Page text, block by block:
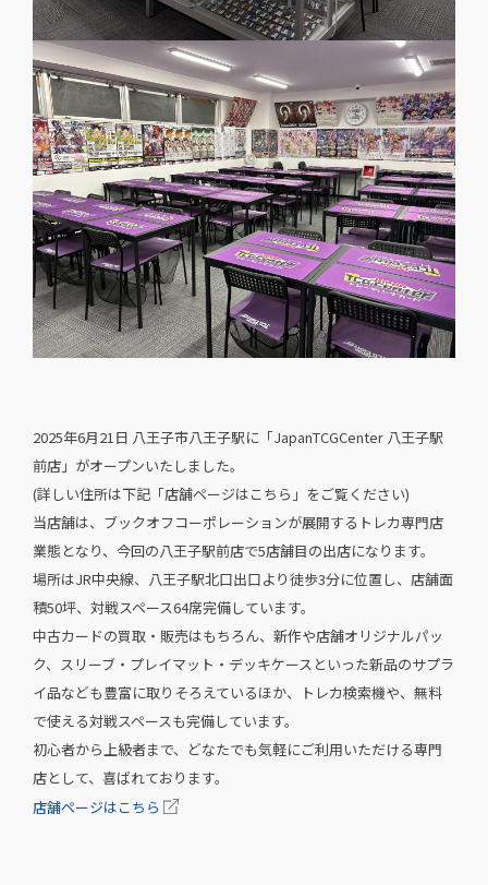
2025年6月21日 八王子市八王子駅に「JapanTCGCenter 八王子駅
前店」がオープンいたしました。
(詳しい住所は下記「店舗ページはこちら」をご覧ください)
当店舗は、ブックオフコーポレーションが展開するトレカ専門店
業態となり、今回の八王子駅前店で5店舗目の出店になります。
場所はJR中央線、八王子駅北口出口より徒歩3分に位置し、店舗面
積50坪、対戦スペース64席完備しています。
中古カードの買取・販売はもちろん、新作や店舗オリジナルパッ
ク、スリーブ・プレイマット・デッキケースといった新品のサプラ
イ品なども豊富に取りそろえているほか、トレカ検索機や、無料
で使える対戦スペースも完備しています。
初心者から上級者まで、どなたでも気軽にご利用いただける専門
店として、喜ばれております。
店舗ページはこちら